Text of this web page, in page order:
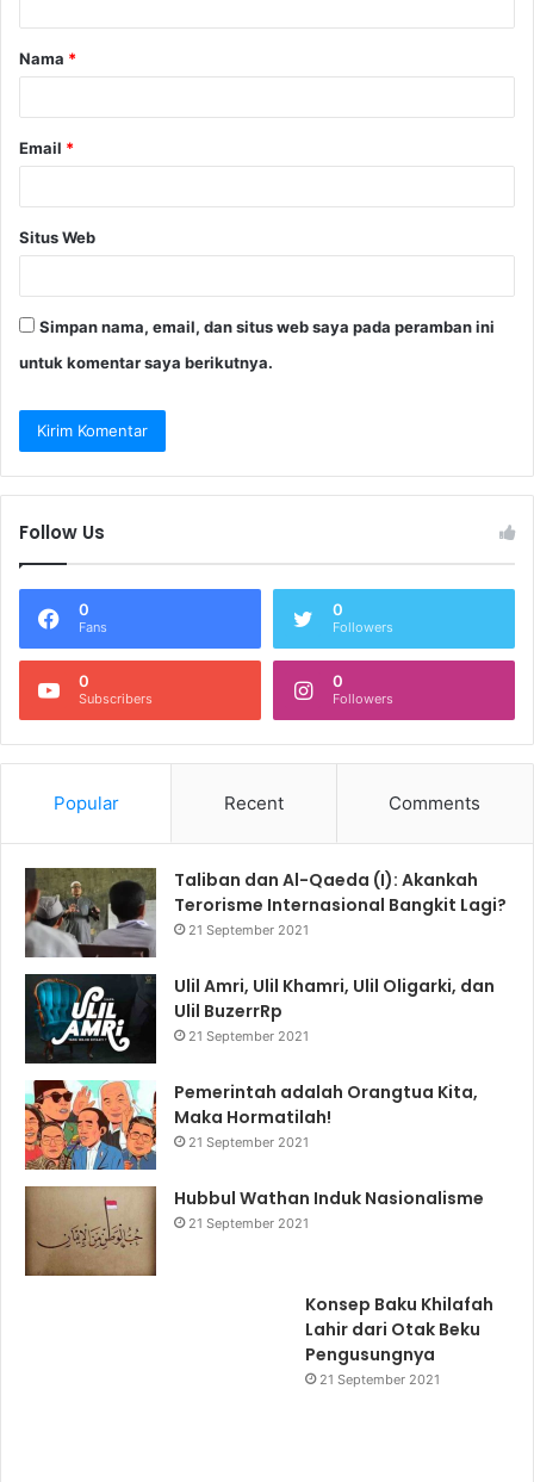
a
r
Nama *
Email *
Situs Web
Simpan nama, email, dan situs web saya pada peramban ini
untuk komentar saya berikutnya.
Follow Us
0
Fans
0
Followers
0
Subscribers
0
Followers
Popular Recent Comments
Taliban dan Al-Qaeda (I): Akankah
Terorisme Internasional Bangkit Lagi?
21 September 2021
Ulil Amri, Ulil Khamri, Ulil Oligarki, dan
Ulil BuzerrRp
21 September 2021
Pemerintah adalah Orangtua Kita,
Maka Hormatilah!
21 September 2021
Hubbul Wathan Induk Nasionalisme
21 September 2021
Konsep Baku Khilafah
Lahir dari Otak Beku
Pengusungnya
21 September 2021